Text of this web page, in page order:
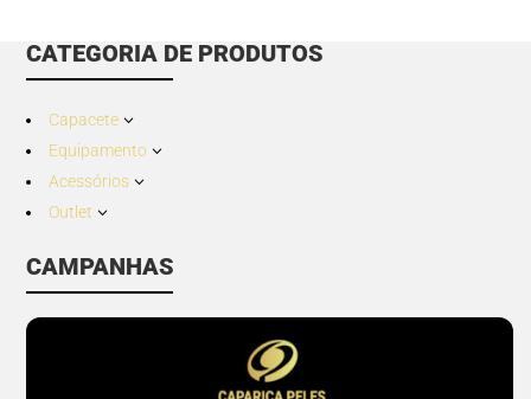
CATEGORIA DE PRODUTOS
Capacete 3
Equipamento 3
Acessórios 3
Outlet 3
CAMPANHAS